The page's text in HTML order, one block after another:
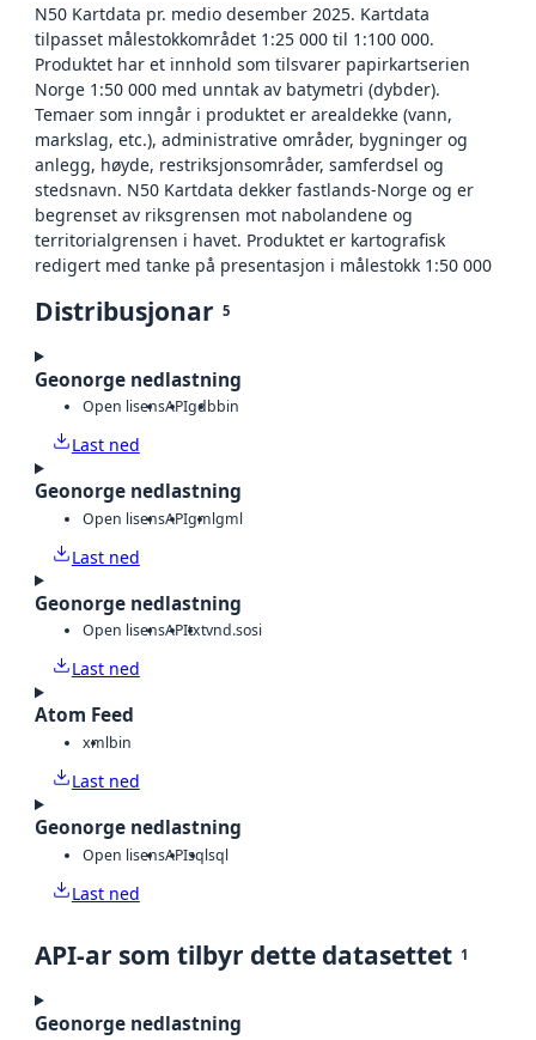
N50 Kartdata pr. medio desember 2025. Kartdata
tilpasset målestokkområdet 1:25 000 til 1:100 000.
Produktet har et innhold som tilsvarer papirkartserien
Norge 1:50 000 med unntak av batymetri (dybder).
Temaer som inngår i produktet er arealdekke (vann,
markslag, etc.), administrative områder, bygninger og
anlegg, høyde, restriksjonsområder, samferdsel og
stedsnavn. N50 Kartdata dekker fastlands-Norge og er
begrenset av riksgrensen mot nabolandene og
territorialgrensen i havet. Produktet er kartografisk
redigert med tanke på presentasjon i målestokk 1:50 000
Distribusjonar 5
Geonorge nedlastning
Open lisensAPIgdbbin
Last ned
Geonorge nedlastning
Open lisensAPIgmlgml
Last ned
Geonorge nedlastning
Open lisensAPItxtvnd.sosi
Last ned
Atom Feed
xmlbin
Last ned
Geonorge nedlastning
Open lisensAPIsqlsql
Last ned
API-ar som tilbyr dette datasettet 1
Geonorge nedlastning